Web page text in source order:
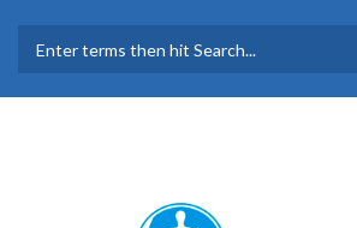
FORMULARIO DE
BÚSQUEDA